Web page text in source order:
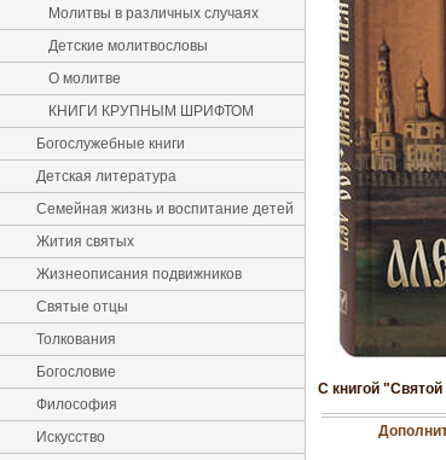
Молитвы в различных случаях
Детские молитвословы
О молитве
КНИГИ КРУПНЫМ ШРИФТОМ
Богослужебные книги
Детская литература
Семейная жизнь и воспитание детей
Жития святых
Жизнеописания подвижников
Святые отцы
Толкования
Богословие
Философия
Искусство
С книгой